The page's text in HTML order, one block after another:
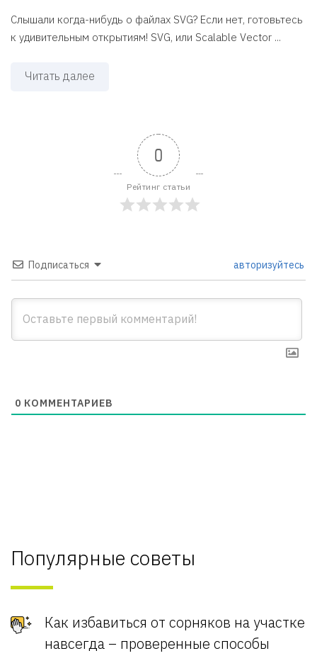
Слышали когда-нибудь о файлах SVG? Если нет, готовьтесь
к удивительным открытиям! SVG, или Scalable Vector ...
Читать далее
0
Рейтинг статьи
Подписаться авторизуйтесь
0 КОММЕНТАРИЕВ
Популярные советы
Как избавиться от сорняков на участке
навсегда – проверенные способы